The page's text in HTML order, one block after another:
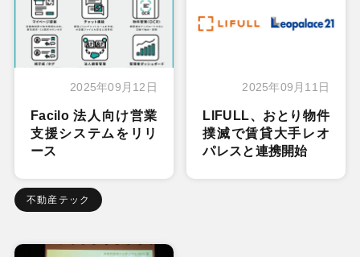
2025年09月12日
Facilo 法人向け営業
支援システムをリリ
ース
不動産テック
2025年09月11日
LIFULL、おとり物件
撲滅で賃貸大手レオ
パレスと連携開始